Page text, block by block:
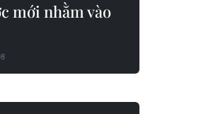
mới nhằm vào